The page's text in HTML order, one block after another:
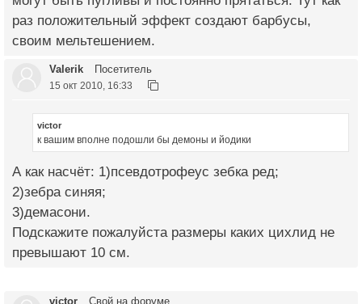
раз положительный эффект создают барбусы,
своим мельтешением.
Valerik Посетитель
15 окт 2010, 16:33
victor
к вашим вполне подошли бы демоны и йодики
А как насчёт: 1)псевдотрофеус зебка ред;
2)зебра синяя;
3)демасони.
Подскажите пожалуйста размеры каких цихлид не
превышают 10 см.
victor Свой на форуме